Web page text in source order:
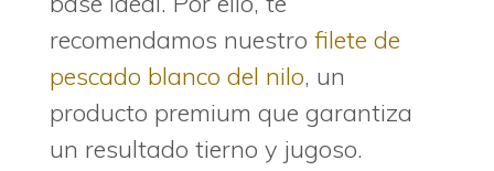
recomendamos nuestro filete de
pescado blanco del nilo, un
producto premium que garantiza
un resultado tierno y jugoso.